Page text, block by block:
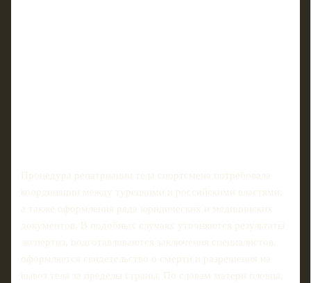
Процедура репатриации тела спортсмена потребовала
координации между турецкими и российскими властями,
а также оформления ряда юридических и медицинских
документов. В подобных случаях уточняются результаты
экспертиз, подготавливаются заключения специалистов,
оформляется свидетельство о смерти и разрешения на
вывоз тела за пределы страны. По словам матери пловца,